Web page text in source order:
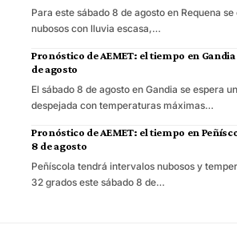
Para este sábado 8 de agosto en Requena
nubosos con lluvia escasa,…
Pronóstico de AEMET: el tiempo en
de agosto
El sábado 8 de agosto en Gandia se espera
despejada con temperaturas máximas…
Pronóstico de AEMET: el tiempo en
8 de agosto
Peñíscola tendrá intervalos nubosos y
32 grados este sábado 8 de…